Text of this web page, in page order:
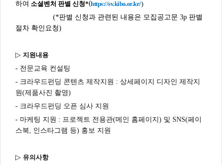
하여 소셜벤처 판별 신청*(https://sv.kibo.or.kr/)
(*판별 신청과 관련된 내용은 모집공고문 3p 판별
절차 확인요청)
▷ 지원내용
- 전문교육 컨설팅
- 크라우드펀딩 콘텐츠 제작지원 : 상세페이지 디자인 제작지
원(제품사진 촬영)
- 크라우드펀딩 오픈 심사 지원
- 마케팅 지원 : 프로젝트 전용관(메인 홈페이지) 및 SNS(페이
스북, 인스타그램 등) 홍보 지원
▷ 유의사항